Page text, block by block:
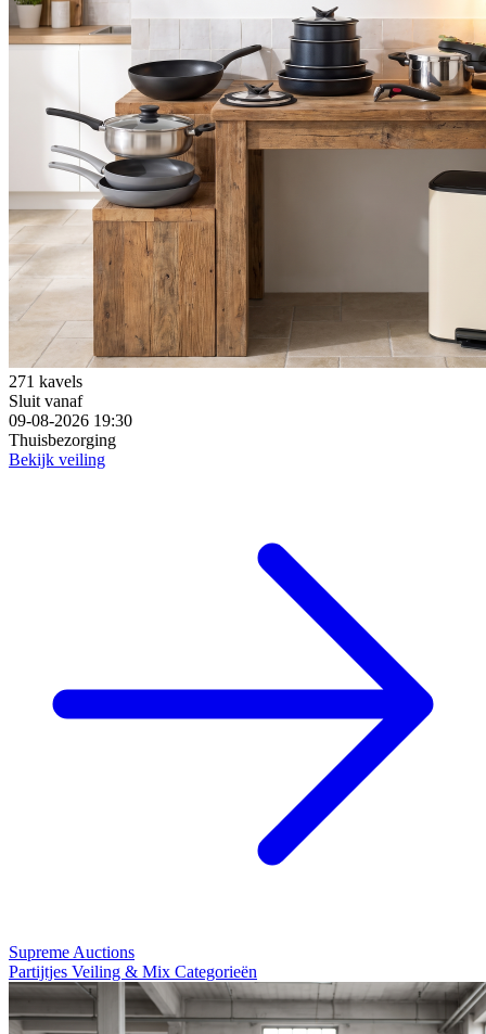
271 kavels
Sluit vanaf
09-08-2026 19:30
Thuisbezorging
Bekijk veiling
Supreme Auctions
Partijtjes Veiling & Mix Categorieën